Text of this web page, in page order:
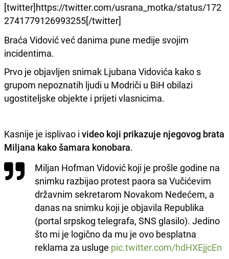
[twitter]https://twitter.com/usrana_motka/status/172
2741779126993255[/twitter]
Braća Vidović već danima pune medije svojim
incidentima.
Prvo je objavljen snimak Ljubana Vidovića kako s
grupom nepoznatih ljudi u Modriči u BiH obilazi
ugostiteljske objekte i prijeti vlasnicima.
Kasnije je isplivao i video koji prikazuje njegovog brata
Miljana kako šamara konobara.
Miljan Hofman Vidović koji je prošle godine na
snimku razbijao protest paora sa Vučićevim
državnim sekretarom Novakom Nedećem, a
danas na snimku koji je objavila Republika
(portal srpskog telegrafa, SNS glasilo). Jedino
što mi je logično da mu je ovo besplatna
reklama za usluge pic.twitter.com/hdHXEjjcEn